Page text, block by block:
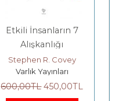
Etkili İnsanların 7
Alışkanlığı
Stephen R. Covey
Varlık Yayınları
600,00TL 450,00TL